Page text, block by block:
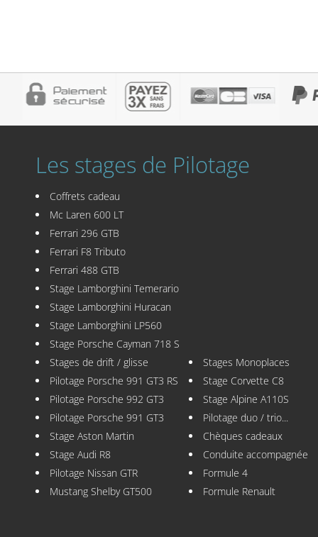
Les stages de Pilotage
Coffrets cadeau
Mc Laren 600 LT
Ferrari 296 GTB
Ferrari F8 Tributo
Ferrari 488 GTB
Stage Lamborghini Temerario
Stage Lamborghini Huracan
Stage Lamborghini LP560
Stage Porsche Cayman 718 S
Stages de drift / glisse
Pilotage Porsche 991 GT3 RS
Pilotage Porsche 992 GT3
Pilotage Porsche 991 GT3
Stage Aston Martin
Stage Audi R8
Pilotage Nissan GTR
Mustang Shelby GT500
Stages Monoplaces
Stage Corvette C8
Stage Alpine A110S
Pilotage duo / trio...
Chèques cadeaux
Conduite accompagnée
Formule 4
Formule Renault